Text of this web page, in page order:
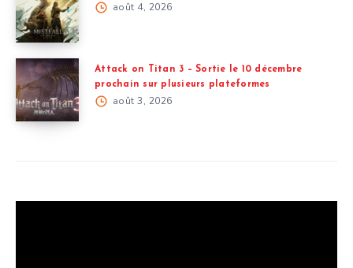
août 4, 2026
Attack on Titan 3 – Sortie le 10 décembre
prochain sur plusieurs plateformes
août 3, 2026